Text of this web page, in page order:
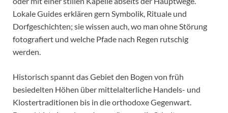
Lokale Guides erklären gern Symbolik, Rituale und
Dorfgeschichten; sie wissen auch, wo man ohne Störung
fotografiert und welche Pfade nach Regen rutschig
werden.
Historisch spannt das Gebiet den Bogen von früh
besiedelten Höhen über mittelalterliche Handels- und
Klostertraditionen bis in die orthodoxe Gegenwart.